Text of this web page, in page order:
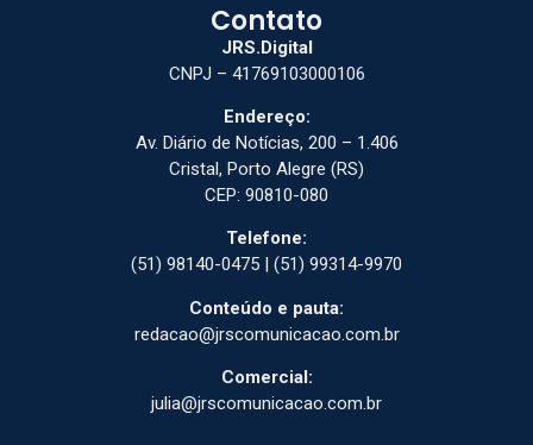
Contato
JRS.Digital
CNPJ – 41769103000106
Endereço:
Av. Diário de Notícias, 200 – 1.406
Cristal, Porto Alegre (RS)
CEP: 90810-080
Telefone:
(51) 98140-0475 | (51) 99314-9970
Conteúdo e pauta:
redacao@jrscomunicacao.com.br
Comercial:
julia@jrscomunicacao.com.br